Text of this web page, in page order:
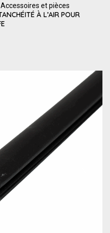
Accessoires et pièces
À L’AIR POUR